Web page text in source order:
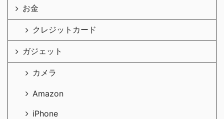
お金
クレジットカード
ガジェット
カメラ
Amazon
iPhone